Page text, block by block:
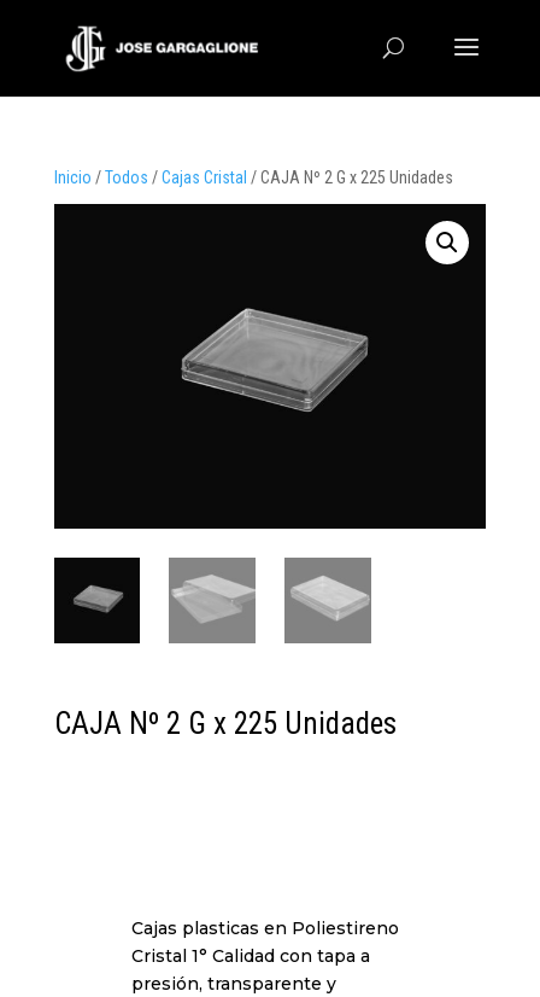
Inicio /Todos /Cajas Cristal / CAJA Nº 2 G x 225 Unidades
CAJA Nº 2 G x 225 Unidades
Cajas plasticas en Poliestireno
Cristal 1° Calidad con tapa a
presión, transparente y